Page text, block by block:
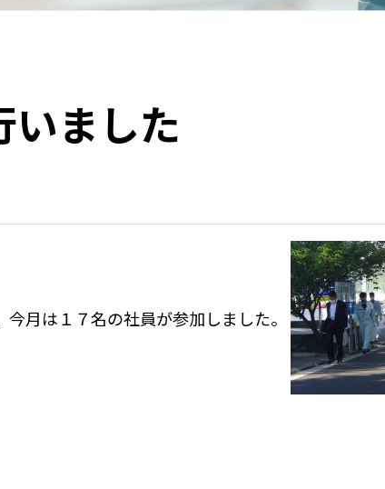
いました
月は１７名の社員が参加しました。